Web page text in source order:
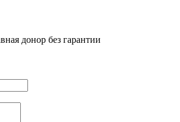
донор без гарантии